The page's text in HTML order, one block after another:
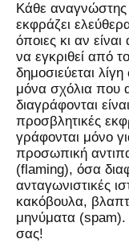
Kάθε
εκφράζει
όποιες κι αν
να εγκριθεί από
δημοσιεύεται
μόνα σχόλια που
διαγράφονται
προσβλητικές
γράφονται μόνο
προσωπική
(flaming), όσα
ανταγωνιστικές
κακόβουλα,
μηνύματα (spam).
σας!